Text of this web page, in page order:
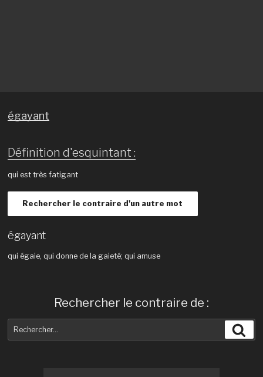
égayant
Définition d'esquintant :
qui est très fatigant
Rechercher le contraire d'un autre mot
égayant
qui égaie, qui donne de la gaieté; qui amuse
Rechercher le contraire de :
pour